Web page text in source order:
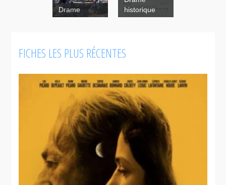
Drame
Before
Tomorrow
historique
FICHES LES PLUS RÉCENTES